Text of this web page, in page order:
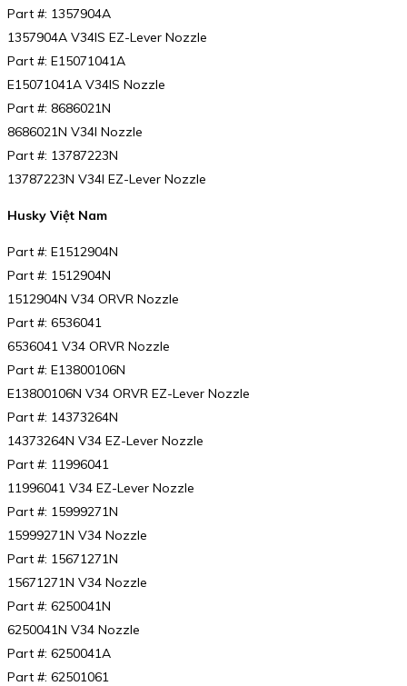
Part #: 1357904A
1357904A V34IS EZ-Lever Nozzle
Part #: E15071041A
E15071041A V34IS Nozzle
Part #: 8686021N
8686021N V34I Nozzle
Part #: 13787223N
13787223N V34I EZ-Lever Nozzle
Husky Việt Nam
Part #: E1512904N
Part #: 1512904N
1512904N V34 ORVR Nozzle
Part #: 6536041
6536041 V34 ORVR Nozzle
Part #: E13800106N
E13800106N V34 ORVR EZ-Lever Nozzle
Part #: 14373264N
14373264N V34 EZ-Lever Nozzle
Part #: 11996041
11996041 V34 EZ-Lever Nozzle
Part #: 15999271N
15999271N V34 Nozzle
Part #: 15671271N
15671271N V34 Nozzle
Part #: 6250041N
6250041N V34 Nozzle
Part #: 6250041A
Part #: 62501061